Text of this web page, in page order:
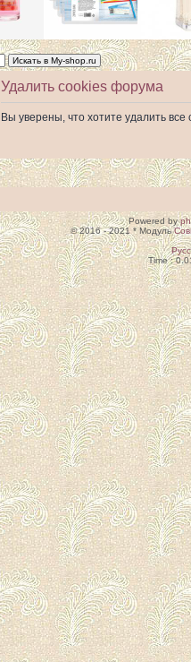
Удалить cookies форума
Вы уверены, что хотите удалить
Powered by
© 2016 - 2021 * Модуль
Time :